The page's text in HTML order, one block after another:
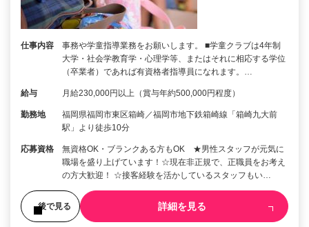
仕事内容
事務や学童指導業務をお願いします。 ■学童クラブは4年制
大学・社会学教育学・心理学等、またはそれに相応する学位
（卒業者）であれば有資格者指導員になれます。…
給与 月給230,000円以上（賞与年約500,000円程度）
勤務地
福岡県福岡市東区箱崎／福岡市地下鉄箱崎線「箱崎九大前
駅」より徒歩10分
応募資格
無資格OK・ブランクある方もOK ★男性スタッフが元気に
職場を盛り上げています！☆現在非正規で、正職員をお考え
の方大歓迎！ ☆接客経験を活かしているスタッフもい…
後で見る 詳細を見る